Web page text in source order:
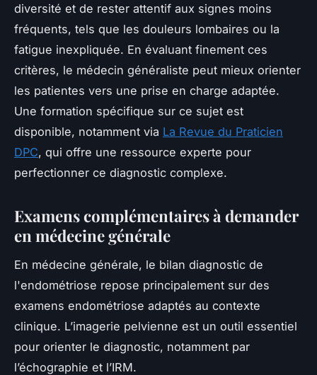
diversité et de rester attentif aux signes moins
fréquents, tels que les douleurs lombaires ou la
fatigue inexpliquée. En évaluant finement ces
critères, le médecin généraliste peut mieux orienter
les patientes vers une prise en charge adaptée.
Une formation spécifique sur ce sujet est
disponible, notamment via La Revue du Praticien
DPC, qui offre une ressource experte pour
perfectionner ce diagnostic complexe.
Examens complémentaires à demander
en médecine générale
En médecine générale, le bilan diagnostic de
l'endométriose repose principalement sur des
examens endométriose adaptés au contexte
clinique. L’imagerie pelvienne est un outil essentiel
pour orienter le diagnostic, notamment par
l’échographie et l’IRM.